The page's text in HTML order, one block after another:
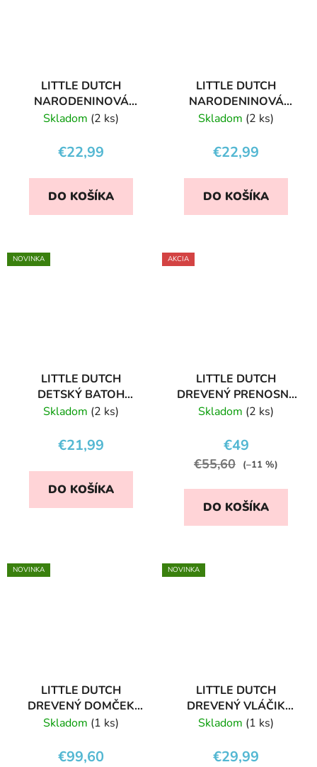
LITTLE DUTCH
NARODENINOVÁ
TORTA BLUE
Skladom (2 ks)
€22,99
DO KOŠÍKA
LITTLE DUTCH
NARODENINOVÁ
TORTA PINK
Skladom (2 ks)
€22,99
DO KOŠÍKA
NOVINKA
LITTLE DUTCH
DETSKÝ BATOH
FARMA
Skladom (2 ks)
€21,99
DO KOŠÍKA
AKCIA
LITTLE DUTCH
DREVENÝ PRENOSNÝ
DOMČEK FARMA
Skladom (2 ks)
€49
€55,60 (–11 %)
DO KOŠÍKA
NOVINKA
LITTLE DUTCH
DREVENÝ DOMČEK
PRE BÁBIKY
Skladom (1 ks)
€99,60
NOVINKA
LITTLE DUTCH
DREVENÝ VLÁČIK
FARMA
Skladom (1 ks)
€29,99